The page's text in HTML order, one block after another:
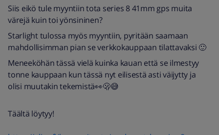
Siis eikö tule myyntiin tota series 8 41mm gps muita
värejä kuin toi yönsininen?
Starlight tulossa myös myyntiin, pyritään saamaan
mahdollisimman pian se verkkokauppaan tilattavaksi 🙂
Meneeköhän tässä vielä kuinka kauan että se ilmestyy
tonne kauppaan kun tässä nyt eilisestä asti väijytty ja
olisi muutakin tekemistä👀🫢😅
Täältä löytyy!